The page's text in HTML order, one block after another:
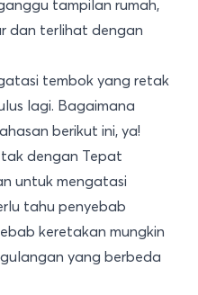
tampilan rumah,
dan terlihat dengan
tembok yang retak
lagi. Bagaimana
berikut ini, ya!
dengan Tepat
untuk mengatasi
tahu penyebab
keretakan mungkin
yang berbeda